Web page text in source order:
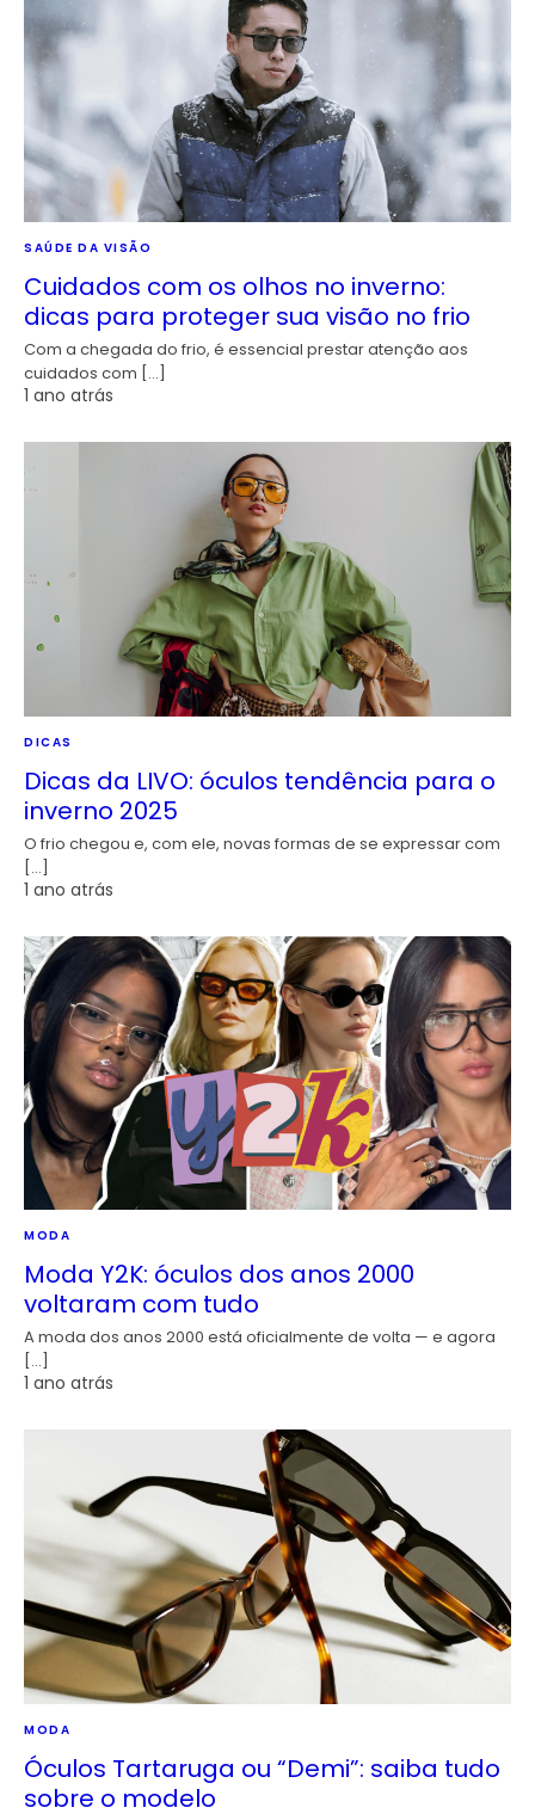
SAÚDE DA VISÃO
Cuidados com os olhos no inverno:
dicas para proteger sua visão no frio
Com a chegada do frio, é essencial prestar atenção aos
cuidados com […]
1 ano atrás
DICAS
Dicas da LIVO: óculos tendência para o
inverno 2025
O frio chegou e, com ele, novas formas de se expressar com
[…]
1 ano atrás
MODA
Moda Y2K: óculos dos anos 2000
voltaram com tudo
A moda dos anos 2000 está oficialmente de volta — e agora
[…]
1 ano atrás
MODA
Óculos Tartaruga ou “Demi”: saiba tudo
sobre o modelo